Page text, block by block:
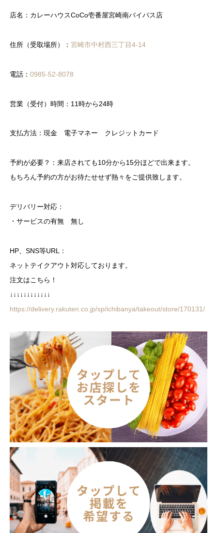
店名：カレーハウスCoCo壱番屋宮崎南バイパス店
住所（受取場所）： 宮崎市中村西三丁目4-14
電話： 0985-52-8078
営業（受付）時間：11時から24時
支払方法：現金 電子マネー クレジットカード
予約が必要？：来店されても10分から15分ほどで出来ます。
もちろん予約の方がお待たせせず熱々をご提供致します。
デリバリー対応：
・サービスの有無 無し
HP、SNS等URL：
ネットテイクアウト対応しております。
注文はこちら！
↓↓↓↓↓↓↓↓↓↓↓↓
https://delivery.rakuten.co.jp/sp/ichibanya/takeout/store/170131/